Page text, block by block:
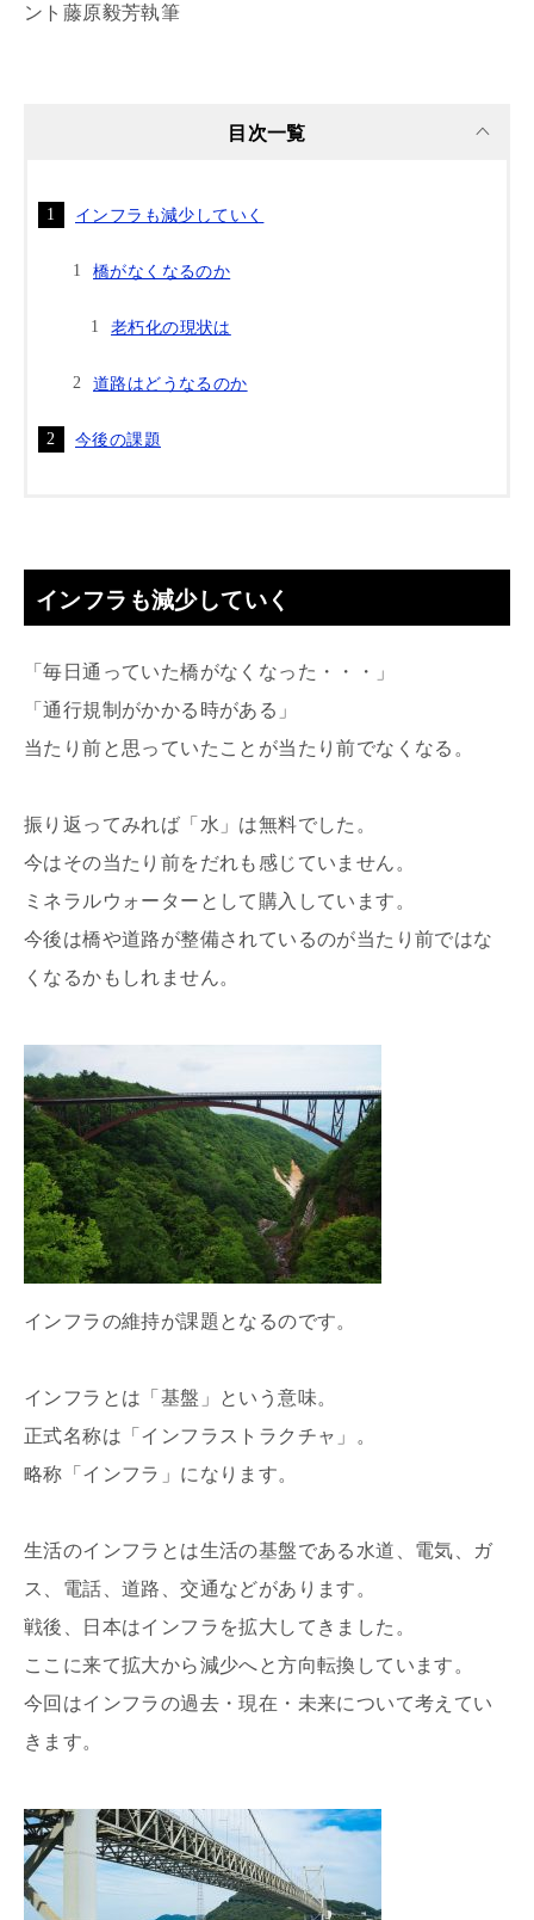
ント藤原毅芳執筆
目次一覧
インフラも減少していく
橋がなくなるのか
老朽化の現状は
道路はどうなるのか
今後の課題
インフラも減少していく
「毎日通っていた橋がなくなった・・・」
「通行規制がかかる時がある」
当たり前と思っていたことが当たり前でなくなる。
振り返ってみれば「水」は無料でした。
今はその当たり前をだれも感じていません。
ミネラルウォーターとして購入しています。
今後は橋や道路が整備されているのが当たり前ではな
くなるかもしれません。
インフラの維持が課題となるのです。
インフラとは「基盤」という意味。
正式名称は「インフラストラクチャ」。
略称「インフラ」になります。
生活のインフラとは生活の基盤である水道、電気、ガ
ス、電話、道路、交通などがあります。
戦後、日本はインフラを拡大してきました。
ここに来て拡大から減少へと方向転換しています。
今回はインフラの過去・現在・未来について考えてい
きます。